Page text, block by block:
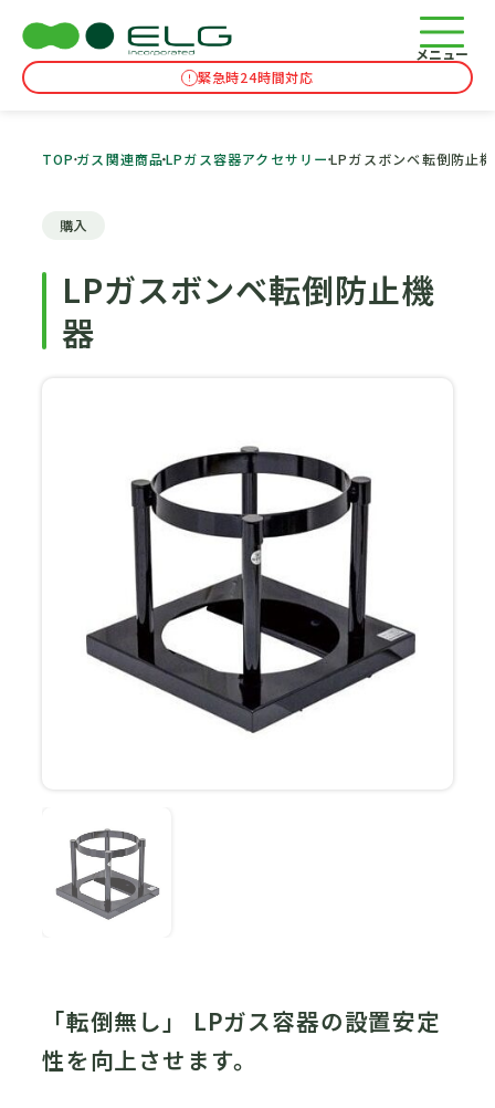
メニュー
緊急時24時間対応
TOPガス関連商品LPガス容器アクセサリーLPガスボンベ転倒防止
購入
LPガスボンベ転倒防止機
器
「転倒無し」 LPガス容器の設置安定
性を向上させます。